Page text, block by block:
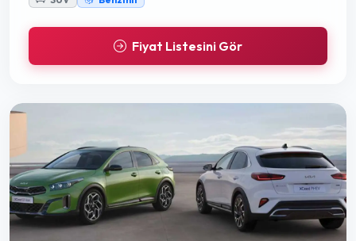
Fiyat Listesini Gör